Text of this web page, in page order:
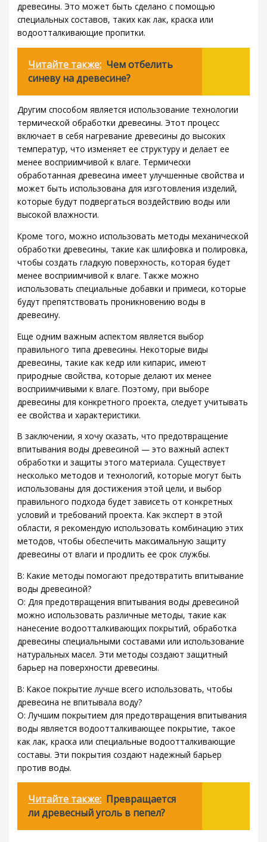
древесины. Это может быть сделано с помощью
специальных составов, таких как лак, краска или
водоотталкивающие пропитки.
Читайте также: Чем отбелить
синеву на древесине?
Другим способом является использование технологии
термической обработки древесины. Этот процесс
включает в себя нагревание древесины до высоких
температур, что изменяет ее структуру и делает ее
менее восприимчивой к влаге. Термически
обработанная древесина имеет улучшенные свойства и
может быть использована для изготовления изделий,
которые будут подвергаться воздействию воды или
высокой влажности.
Кроме того, можно использовать методы механической
обработки древесины, такие как шлифовка и полировка,
чтобы создать гладкую поверхность, которая будет
менее восприимчивой к влаге. Также можно
использовать специальные добавки и примеси, которые
будут препятствовать проникновению воды в
древесину.
Еще одним важным аспектом является выбор
правильного типа древесины. Некоторые виды
древесины, такие как кедр или кипарис, имеют
природные свойства, которые делают их менее
восприимчивыми к влаге. Поэтому, при выборе
древесины для конкретного проекта, следует учитывать
ее свойства и характеристики.
В заключении, я хочу сказать, что предотвращение
впитывания воды древесиной — это важный аспект
обработки и защиты этого материала. Существует
несколько методов и технологий, которые могут быть
использованы для достижения этой цели, и выбор
правильного подхода будет зависеть от конкретных
условий и требований проекта. Как эксперт в этой
области, я рекомендую использовать комбинацию этих
методов, чтобы обеспечить максимальную защиту
древесины от влаги и продлить ее срок службы.
В: Какие методы помогают предотвратить впитывание
воды древесиной?
О: Для предотвращения впитывания воды древесиной
можно использовать различные методы, такие как
нанесение водоотталкивающих покрытий, обработка
древесины специальными составами или использование
натуральных масел. Эти методы создают защитный
барьер на поверхности древесины.
В: Какое покрытие лучше всего использовать, чтобы
древесина не впитывала воду?
О: Лучшим покрытием для предотвращения впитывания
воды является водоотталкивающее покрытие, такое
как лак, краска или специальные водоотталкивающие
составы. Эти покрытия создают надежный барьер
против воды.
Читайте также: Превращается
ли древесный уголь в пепел?